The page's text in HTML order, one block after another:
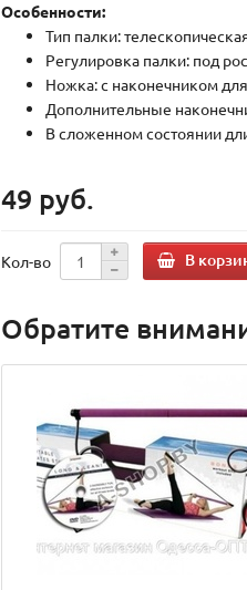
Особенности:
Тип палки:
Регулировка палки: под
Ножка: с наконечником для
Дополнительные
В сложенном состоянии
49 руб.
Кол-во В
Обратите